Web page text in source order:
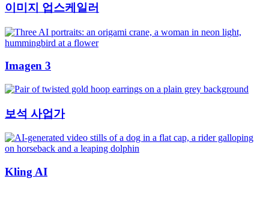
이미지 업스케일러
Imagen 3
보석 사업가
Kling AI